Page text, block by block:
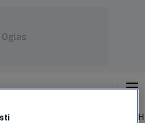
Oglas